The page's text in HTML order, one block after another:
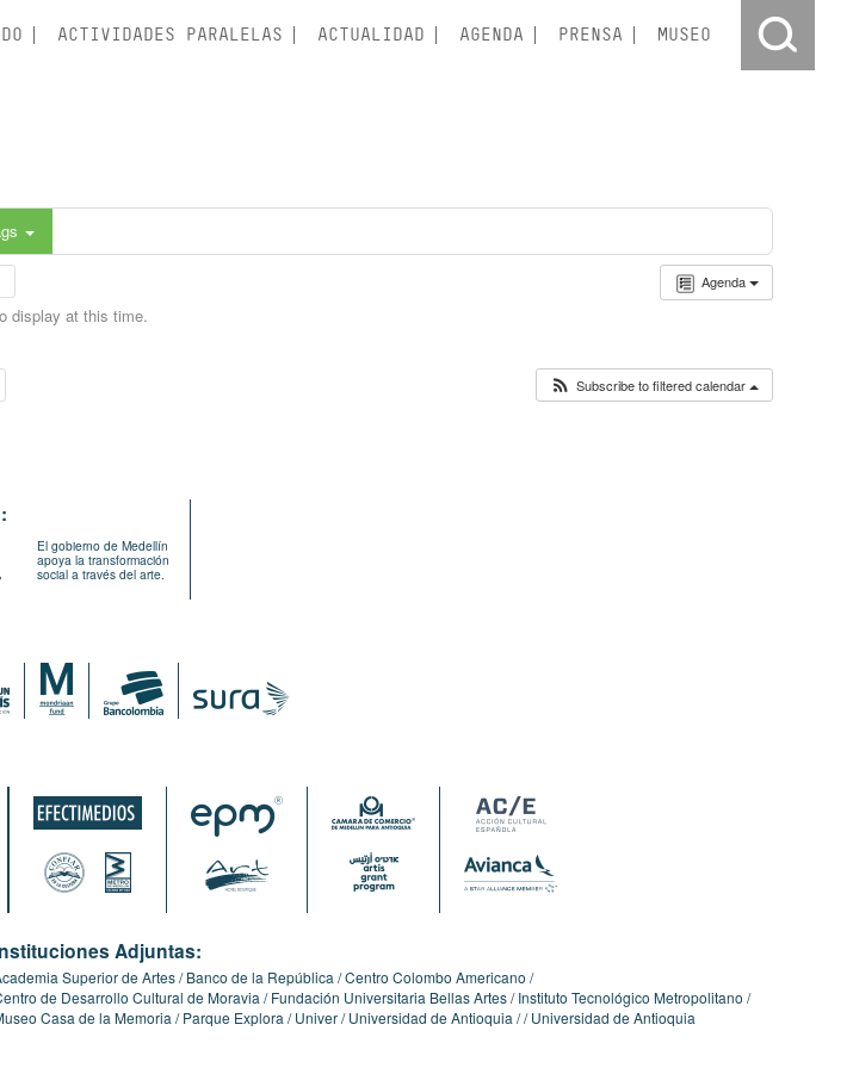
ACTIVIDADES PARALELAS ACTUALIDAD AGENDA PRENSA MUSEO
Agenda
display at this time.
Subscribe to filtered calendar
El gobierno de Medellín
apoya la transformación
social a través del arte.
Adjuntas:
Superior de Artes Banco de la República Centro Colombo Americano
de Desarrollo Cultural de Moravia
Fundación Universitaria Bellas Artes Instituto Tecnológico Metropolitano
Casa de la Memoria
Parque Explora Univer Universidad de Antioquia Universidad de Antioquia